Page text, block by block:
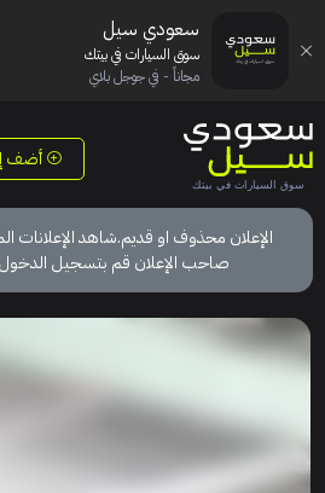
أضف
الإعلان محذوف او قديم.شاهد الإعلانات
صاحب الإعلان قم بتسجيل الدخول
سعودي سيل
سوق السيارات في بيتك
مجاناً - في جوجل بلاي